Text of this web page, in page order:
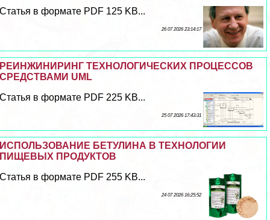
Статья в формате PDF 125 KB...
26 07 2026 23:14:17
РЕИНЖИНИРИНГ ТЕХНОЛОГИЧЕСКИХ ПРОЦЕССОВ
СРЕДСТВАМИ UML
Статья в формате PDF 225 KB...
25 07 2026 17:43:31
ИСПОЛЬЗОВАНИЕ БЕТУЛИНА В ТЕХНОЛОГИИ
ПИЩЕВЫХ ПРОДУКТОВ
Статья в формате PDF 255 KB...
24 07 2026 16:25:52